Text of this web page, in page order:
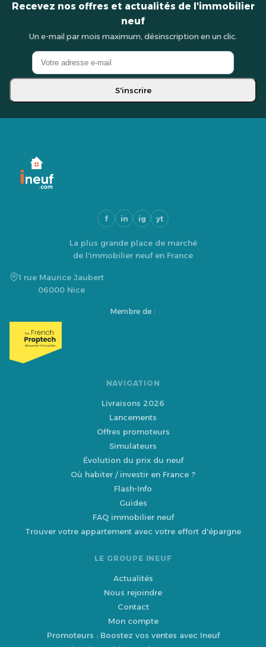
Recevez nos offres et actualités de l'immobilier
neuf
Un e-mail par mois maximum, désinscription en un clic.
S'inscrire
f in ig yt
La plus grande place de marché
de l'immobilier neuf en France
1 rue Maurice Jaubert
06000 Nice
Membre de :
NAVIGATION
Livraisons 2026
Lancements
Offres promoteurs
Simulateurs
Évolution du prix du neuf
Où habiter / investir en France ?
Flash-Info
Guides
FAQ immobilier neuf
Trouver votre appartement avec votre effort d'épargne
LE GROUPE INEUF
Actualités
Nous rejoindre
Contact
Mon compte
Promoteurs : Boostez vos ventes avec Ineuf